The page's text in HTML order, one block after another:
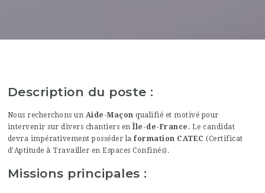
Description du poste :
Nous recherchons un Aide-Maçon qualifié et motivé pour
intervenir sur divers chantiers enÎle-de-France . Le candidat
devra impérativement posséder laformation CATEC (Certificat
d’Aptitude à Travailler en Espaces Confinés).
Missions principales :